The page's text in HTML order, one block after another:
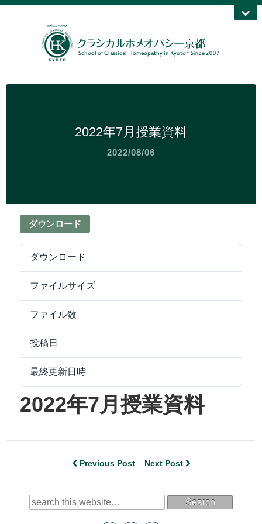
2022年7月授業資料
2022/08/06
ダウンロード
ダウンロード
ファイルサイズ
ファイル数
投稿日
最終更新日時
2022年7月授業資料
Previous Post Next Post
Search